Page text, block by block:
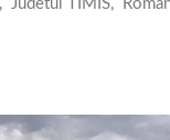
, Judetul TIMIS,